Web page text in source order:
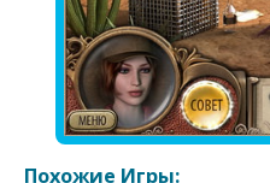
Похожие Игры: